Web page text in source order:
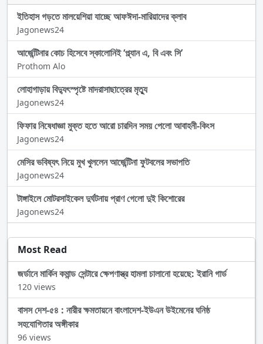
ইতিহাস গড়তে মালয়েশিয়া যাচ্ছে আফঈদা-মারিয়াদের ক্লাব
Jagonews24
আর্জেন্টিনার কোচ হিসেবে স্কালোনিই ‘প্ল্যান এ, বি এবং সি’
Prothom Alo
লোহাগাড়ায় বিদ্যুৎস্পৃষ্টে মাদরাসাছাত্রের মৃত্যু
Jagonews24
ফিফার নিষেধাজ্ঞা মুক্ত হতে আরো চারদিন সময় পেলো আবাহনী-কিংস
Jagonews24
মেসির ভবিষ্যৎ নিয়ে মুখ খুললেন আর্জেন্টিনা ফুটবলের সভাপতি
Jagonews24
টাঙ্গাইলে মোটরসাইকেল দুর্ঘটনায় প্রাণ গেলো দুই কিশোরের
Jagonews24
Most Read
জর্ডানে মার্কিন কমান্ড সেন্টারে ক্ষেপণাস্ত্র হামলা চালানো হয়েছে: ইরানি গার্ড
120 views
বাসস দেশ-৫৪ : নারীর ক্ষমতায়নে বাংলাদেশ-ইউএন উইমেনের ঘনিষ্ঠ
সহযোগিতার অঙ্গীকার
96 views